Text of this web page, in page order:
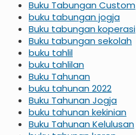
Buku Tabungan Custom
buku tabungan jogja
Buku tabungan koperasi
Buku tabungan sekolah
buku tahlil
buku tahlilan
Buku Tahunan
buku tahunan 2022
Buku Tahunan Jogja
buku tahunan kekinian
Buku Tahunan Kelulusan